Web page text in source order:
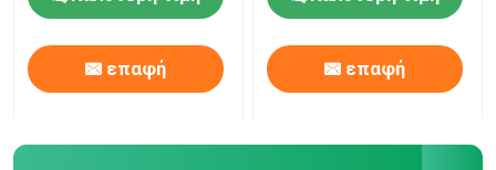
επαφή επαφή